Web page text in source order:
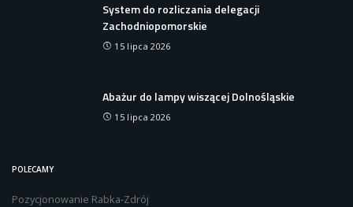
System do rozliczania delegacji
Zachodniopomorskie
15 lipca 2026
Abażur do lampy wiszącej Dolnośląskie
15 lipca 2026
POLECAMY
Pozycjonowanie Rabka-Zdrój